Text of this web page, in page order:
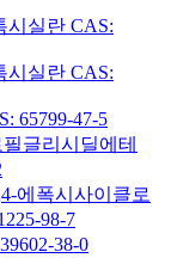
시실란 CAS:
시실란 CAS:
65799-47-5
글리시딜에테
에폭시사이클로
98-7
38-0